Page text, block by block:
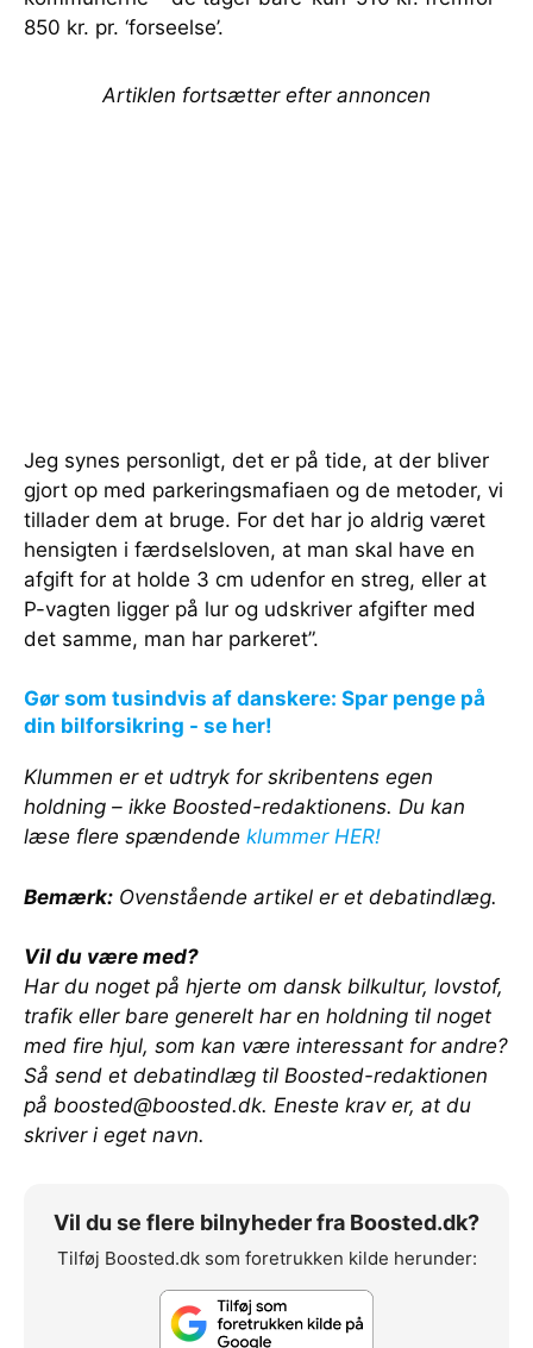
850 kr. pr. ‘forseelse’.
Artiklen fortsætter efter annoncen
Jeg synes personligt, det er på tide, at der bliver
gjort op med parkeringsmafiaen og de metoder, vi
tillader dem at bruge. For det har jo aldrig været
hensigten i færdselsloven, at man skal have en
afgift for at holde 3 cm udenfor en streg, eller at
P-vagten ligger på lur og udskriver afgifter med
det samme, man har parkeret”.
Gør som tusindvis af danskere: Spar penge på
din bilforsikring - se her!
Klummen er et udtryk for skribentens egen
holdning – ikke Boosted-redaktionens. Du kan
læse flere spændende klummer HER!
Bemærk: Ovenstående artikel er et debatindlæg.
Vil du være med?
Har du noget på hjerte om dansk bilkultur, lovstof,
trafik eller bare generelt har en holdning til noget
med fire hjul, som kan være interessant for andre?
Så send et debatindlæg til Boosted-redaktionen
på boosted@boosted.dk. Eneste krav er, at du
skriver i eget navn.
Vil du se flere bilnyheder fra Boosted.dk?
Tilføj Boosted.dk som foretrukken kilde herunder: